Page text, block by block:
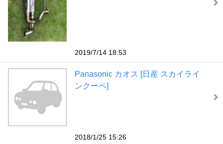
2019/7/14 18:53
Panasonic カオス [日産 スカイライ
ンクーペ]
2018/1/25 15:26